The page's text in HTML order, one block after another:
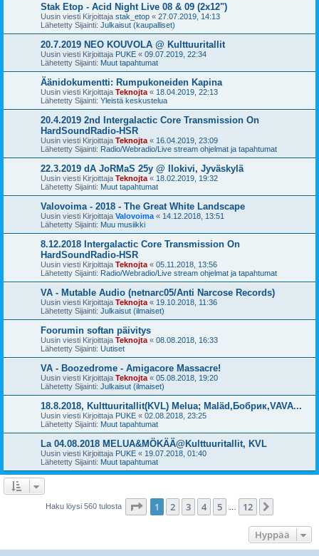
Stak Etop - Acid Night Live 08 & 09 (2x12")
Uusin viesti Kirjoittaja stak_etop « 27.07.2019, 14:13
Lähetetty Sijainti: Julkaisut (kaupalliset)
20.7.2019 NEO KOUVOLA @ Kulttuuritallit
Uusin viesti Kirjoittaja PUKE « 09.07.2019, 22:34
Lähetetty Sijainti: Muut tapahtumat
Äänidokumentti: Rumpukoneiden Kapina
Uusin viesti Kirjoittaja Teknojta « 18.04.2019, 22:13
Lähetetty Sijainti: Yleistä keskustelua
20.4.2019 2nd Intergalactic Core Transmission On
HardSoundRadio-HSR
Uusin viesti Kirjoittaja Teknojta « 16.04.2019, 23:09
Lähetetty Sijainti: Radio/Webradio/Live stream ohjelmat ja tapahtumat
22.3.2019 dA JoRMaS 25y @ Ilokivi, Jyväskylä
Uusin viesti Kirjoittaja Teknojta « 18.02.2019, 19:32
Lähetetty Sijainti: Muut tapahtumat
Valovoima - 2018 - The Great White Landscape
Uusin viesti Kirjoittaja Valovoima « 14.12.2018, 13:51
Lähetetty Sijainti: Muu musiikki
8.12.2018 Intergalactic Core Transmission On
HardSoundRadio-HSR
Uusin viesti Kirjoittaja Teknojta « 05.11.2018, 13:56
Lähetetty Sijainti: Radio/Webradio/Live stream ohjelmat ja tapahtumat
VA - Mutable Audio (netnarc05/Anti Narcose Records)
Uusin viesti Kirjoittaja Teknojta « 19.10.2018, 11:36
Lähetetty Sijainti: Julkaisut (ilmaiset)
Foorumin softan päivitys
Uusin viesti Kirjoittaja Teknojta « 08.08.2018, 16:33
Lähetetty Sijainti: Uutiset
VA - Boozedrome - Amigacore Massacre!
Uusin viesti Kirjoittaja Teknojta « 05.08.2018, 19:20
Lähetetty Sijainti: Julkaisut (ilmaiset)
18.8.2018, Kulttuuritallit(KVL) Melua; Maläd,Бобрик,VAVA...
Uusin viesti Kirjoittaja PUKE « 02.08.2018, 23:25
Lähetetty Sijainti: Muut tapahtumat
La 04.08.2018 MELUA&MÖKÄÄ@Kulttuuritallit, KVL
Uusin viesti Kirjoittaja PUKE « 19.07.2018, 01:40
Lähetetty Sijainti: Muut tapahtumat
Haku löysi 560 tulosta Sivu /12
1 2 3 4 5 12
Hyppää